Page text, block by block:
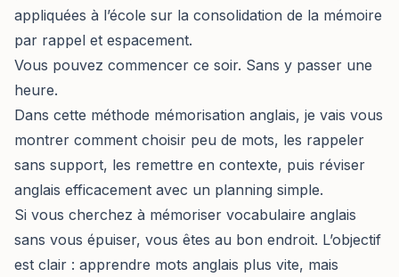
appliquées à l’école sur la consolidation de la mémoire
par rappel et espacement.
Vous pouvez commencer ce soir. Sans y passer une
heure.
Dans cette méthode mémorisation anglais, je vais vous
montrer comment choisir peu de mots, les rappeler
sans support, les remettre en contexte, puis réviser
anglais efficacement avec un planning simple.
Si vous cherchez à mémoriser vocabulaire anglais
sans vous épuiser, vous êtes au bon endroit. L’objectif
est clair : apprendre mots anglais plus vite, mais